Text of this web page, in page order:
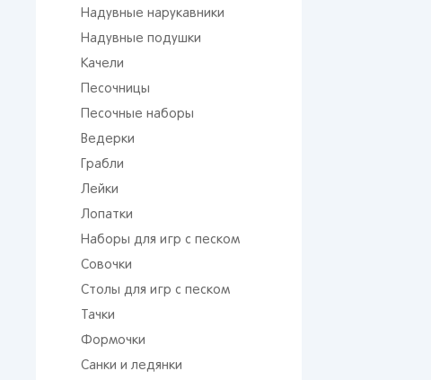
Надувные нарукавники
Надувные подушки
Качели
Песочницы
Песочные наборы
Ведерки
Грабли
Лейки
Лопатки
Наборы для игр с песком
Совочки
Столы для игр с песком
Тачки
Формочки
Санки и ледянки